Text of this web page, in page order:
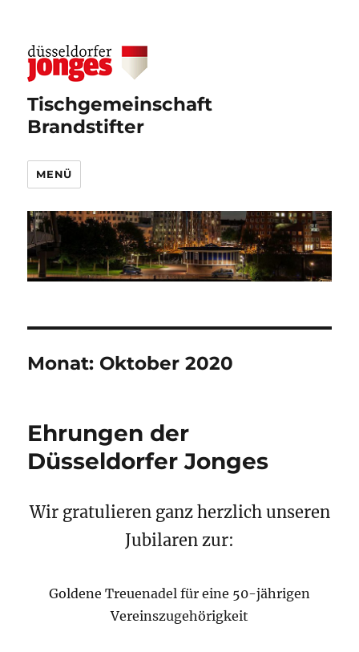
Tischgemeinschaft
Brandstifter
MENÜ
Monat: Oktober 2020
Ehrungen der
Düsseldorfer Jonges
Wir gratulieren ganz herzlich unseren
Jubilaren zur:
Goldene Treuenadel für eine 50-jährigen
Vereinszugehörigkeit